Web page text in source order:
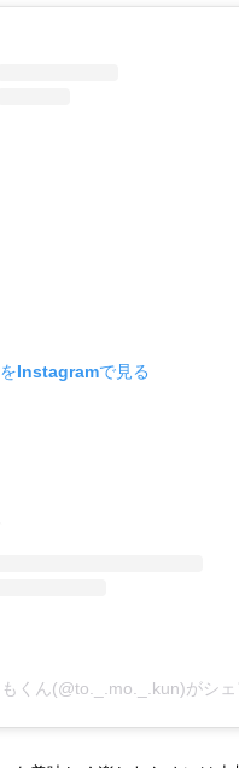
Instagramで見る
もくん(@to._.mo._.kun)がシ